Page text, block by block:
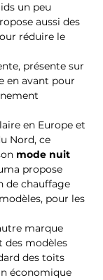
un peu
aussi des
réduire le
présente sur
en avant pour
en Europe et
Nord, ce
mode nuit
propose
de chauffage
pour les
marque
des modèles
des toits
économique